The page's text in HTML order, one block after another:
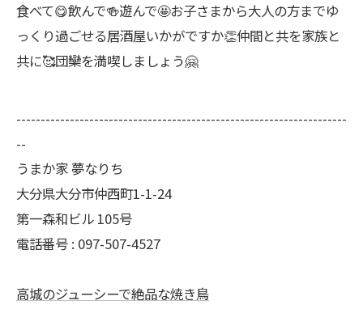
食べて😋飲んで🍻遊んで🤩お子さまから大人の方までゆ
っくり過ごせる居酒屋いかがですか👏仲間と共を家族と
共に🥰団欒を満喫しましょう🤗
--------------------------------------------------------------------
--
うまか家 夢なりち
大分県大分市仲西町1-1-24
第一森和ビル 105号
電話番号 : 097-507-4527
高城のジューシーで絶品な焼き鳥